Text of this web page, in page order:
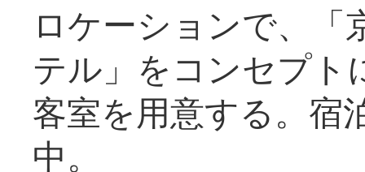
ロケーションで、「
テル」をコンセプト
客室を用意する。宿
中。